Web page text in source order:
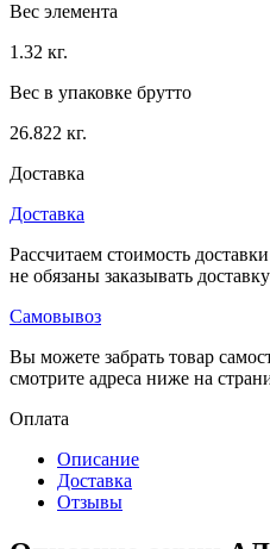
Вес элемента
1.32 кг.
Вес в упаковке брутто
26.822 кг.
Доставка
Доставка
Рассчитаем стоимость
не обязаны заказывать доставку
Самовывоз
Вы можете забрать товар
смотрите адреса ниже на
Оплата
Описание
Доставка
Отзывы